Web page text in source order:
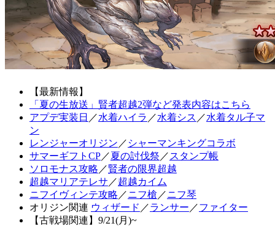
【最新情報】
「夏の生放送」賢者超越2弾など発表内容はこちら
アプデ実装日 ／水着ハイラ ／水着シス ／水着タル子マ
ン
レンジャーオリジン ／ シャーマンキングコラボ
サマーギフトCP／夏の討伐祭 ／ スタンプ帳
ソロモナス攻略 ／賢者の限界超越
超越マリアテレサ ／超越カイム
ニフイヴィンテ攻略 ／ニフ槍 ／ニフ琴
オリジン関連 ウィザード ／ランサー ／ファイター
【古戦場関連】9/21(月)~